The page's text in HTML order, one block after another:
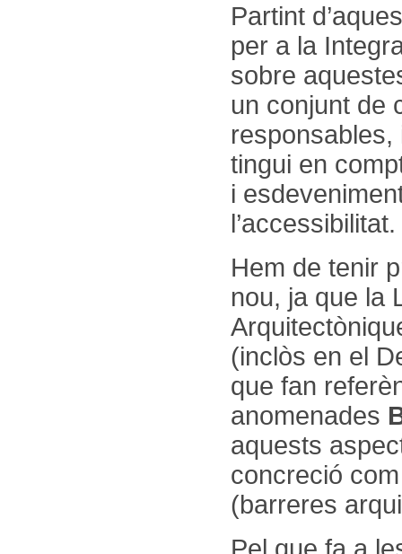
Partint
per a la
sobre
un conjunt de
tingui en
i
Hem de tenir
nou, ja que la
(inclòs en el
que fan
anomenades
aquests
concreció
(barreres